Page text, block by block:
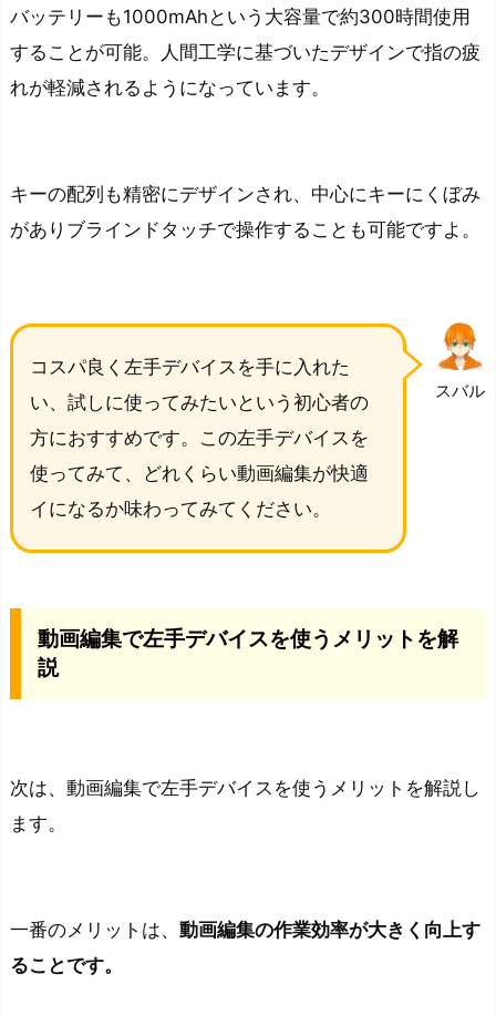
バッテリーも1000mAhという大容量で約300時間使用
することが可能。人間工学に基づいたデザインで指の疲
れが軽減されるようになっています。
キーの配列も精密にデザインされ、中心にキーにくぼみ
があり ブラインドタッチで操作することも可能ですよ。
スバル
コスパ良く左手デバイスを手に入れた
い、試しに使ってみたいという初心者の
方におすすめです。この左手デバイスを
使ってみて、どれくらい動画編集が快適
イになるか味わってみてください。
動画編集で左手デバイスを使うメリットを解
説
次は、動画編集で左手デバイスを使うメリットを解説し
ます。
一番のメリットは、 動画編集の作業効率が大きく向上す
ることです。